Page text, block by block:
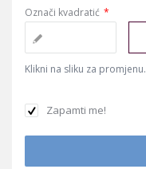
Označi kvadratić *
Klikni na sliku za promjenu.
Zapamti me!